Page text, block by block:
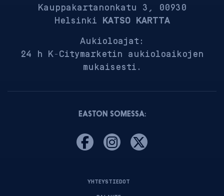
Kauppakartanonkatu 3, 00930
Helsinki KATSO KARTTA
Aukioloajat:
24 h K-Citymarketin aukioloaikojen
mukaisesti.
EASTON SOMESSA:
YHTEYSTIEDOT